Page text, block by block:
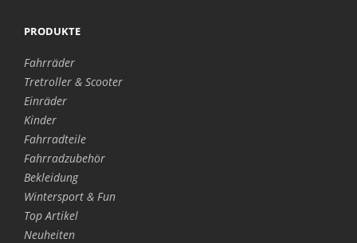
PRODUKTE
Fahrräder
Tretroller & Scooter
Einräder
Kinder
Fahrradteile
Fahrradzubehör
Bekleidung
Wintersport & Fun
Top Artikel
Neuheiten